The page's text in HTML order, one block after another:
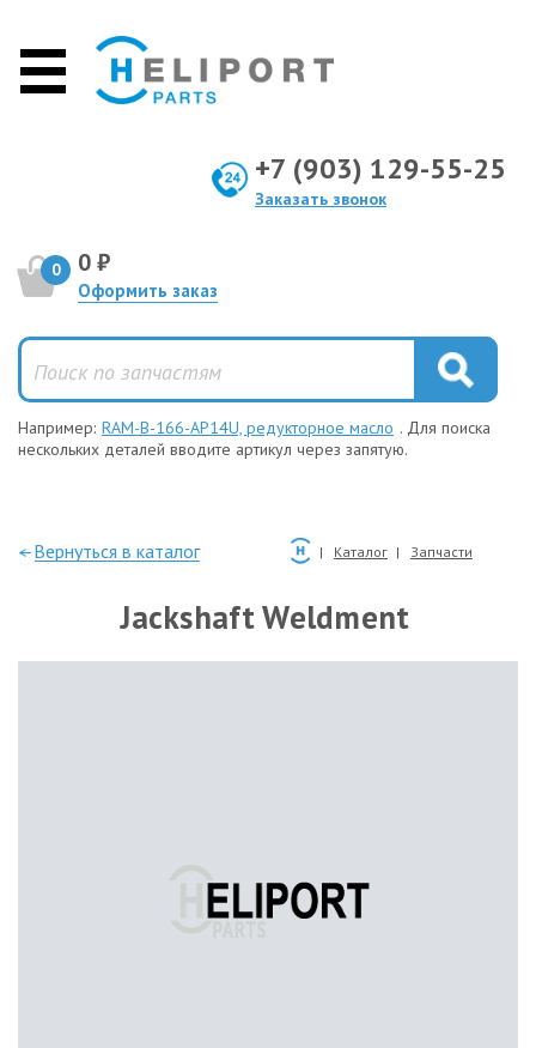
+7 (903) 129-55-25
Заказать звонок
0 0 ₽
Оформить заказ
Например: RAM-B-166-AP14U, редукторное масло . Для поиска
нескольких деталей вводите артикул через запятую.
—Вернуться в каталог Каталог Запчасти
Jackshaft Weldment